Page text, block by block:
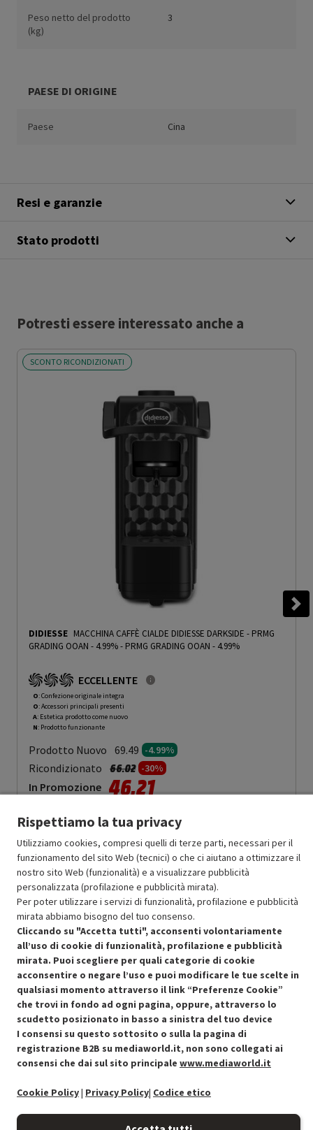
Peso netto del prodotto
(kg)
3
PAESE DI ORIGINE
Paese Cina
Resi e garanzie
Stato prodotti
Potresti essere interessato anche a
SCONTO RICONDIZIONATI
DIDIESSE MACCHINA CAFFÈ CIALDE DIDIESSE DARKSIDE - PRMG
GRADING OOAN - 4.99%- PRMG GRADING OOAN - 4.99%
ECCELLENTE
O: Confezione originale integra
O: Accessori principali presenti
A: Estetica prodotto come nuovo
N: Prodotto funzionante
Prodotto Nuovo 69.49 -4.99%
Ricondizionato Prezzo ridotto da
66.02a-30%
In Promozione 46.21
Aggiungi al carrello
SCONTO RICONDIZIONATI
Approfitta dello sconto del 30% sul prodotto ricondizionato.
Condizioni generali di vendita
Cookie Policy
Preferenze cookie
Accessibilità
Recedere dal contratto qui
Rispettiamo la tua privacy
Utilizziamo cookies, compresi quelli di terze parti, necessari per il
funzionamento del sito Web (tecnici) o che ci aiutano a ottimizzare il
nostro sito Web (funzionalità) e a visualizzare pubblicità
personalizzata (profilazione e pubblicità mirata).
Per poter utilizzare i servizi di funzionalità, profilazione e pubblicità
mirata abbiamo bisogno del tuo consenso.
Cliccando su "Accetta tutti", acconsenti volontariamente
all’uso di cookie di funzionalità, profilazione e pubblicità
mirata. Puoi scegliere per quali categorie di cookie
acconsentire o negare l’uso e puoi modificare le tue scelte in
qualsiasi momento attraverso il link “Preferenze Cookie”
che trovi in fondo ad ogni pagina, oppure, attraverso lo
scudetto posizionato in basso a sinistra del tuo device
I consensi su questo sottosito o sulla la pagina di
registrazione B2B su mediaworld.it, non sono collegati ai
consensi che dai sul sito principale www.mediaworld.it
Cookie Policy| Privacy Policy| Codice etico